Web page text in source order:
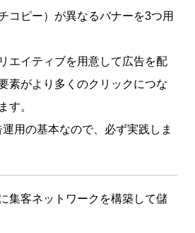
コピー）が異なるバナーを3つ用
エイティブを用意して広告を配
素がより多くのクリックにつな
す。
用の基本なので、必ず実践しま
集客ネットワークを構築して儲